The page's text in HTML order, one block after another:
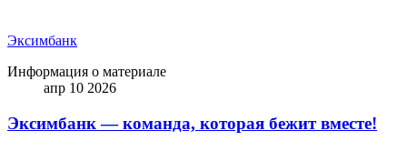
Эксимбанк
Информация о материале
апр 10 2026
Эксимбанк — команда, которая бежит вместе!